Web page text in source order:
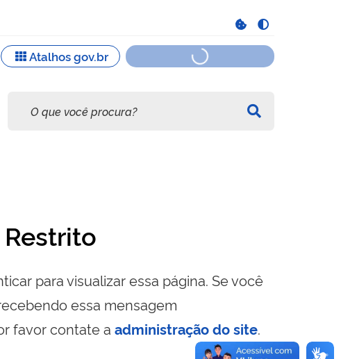
para visualizar essa página. Se você
essa mensagem
favor contate a administração do site.